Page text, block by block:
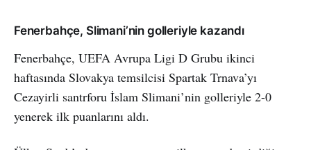
Fenerbahçe, Slimani’nin golleriyle kazandı
Fenerbahçe, UEFA Avrupa Ligi D Grubu ikinci
haftasında Slovakya temsilcisi Spartak Trnava’yı
Cezayirli santrforu İslam Slimani’nin golleriyle 2-0
yenerek ilk puanlarını aldı.